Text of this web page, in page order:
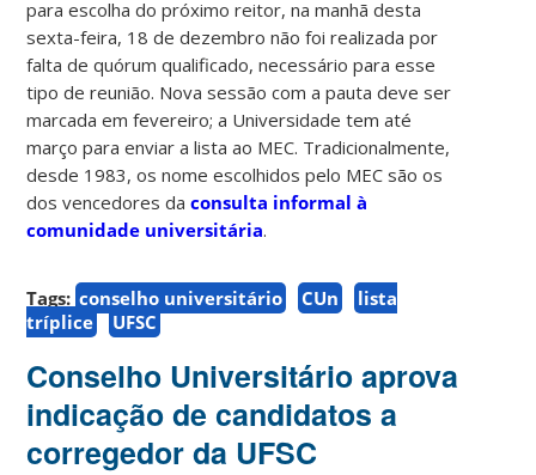
para escolha do próximo reitor, na manhã desta
sexta-feira, 18 de dezembro não foi realizada por
falta de quórum qualificado, necessário para esse
tipo de reunião. Nova sessão com a pauta deve ser
marcada em fevereiro; a Universidade tem até
março para enviar a lista ao MEC. Tradicionalmente,
desde 1983, os nome escolhidos pelo MEC são os
dos vencedores daconsulta informal à
comunidade universitária.
Tags: conselho universitário CUn
lista
tríplice
UFSC
Conselho Universitário aprova
indicação de candidatos a
corregedor da UFSC